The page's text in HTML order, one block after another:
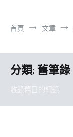
首頁 文章
分類:舊筆錄
收錄舊日的紀錄